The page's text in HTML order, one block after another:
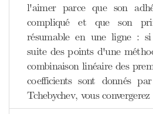
l'aimer parce que son
compliqué et que son
résumable en une ligne :
suite des points d'une
combinaison linéaire des
coefficients sont donnés
Tchebychev, vous